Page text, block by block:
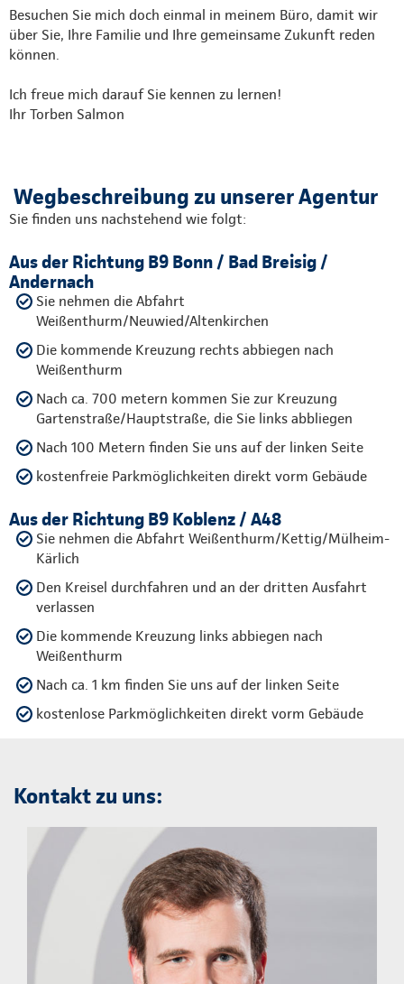
Besuchen Sie mich doch einmal in meinem Büro, damit wir
über Sie, Ihre Familie und Ihre gemeinsame Zukunft reden
können.
Ich freue mich darauf Sie kennen zu lernen!
Ihr Torben Salmon
Wegbeschreibung zu unserer Agentur
Sie finden uns nachstehend wie folgt:
Aus der Richtung B9 Bonn / Bad Breisig /
Andernach
Sie nehmen die Abfahrt
Weißenthurm/Neuwied/Altenkirchen
Die kommende Kreuzung rechts abbiegen nach
Weißenthurm
Nach ca. 700 metern kommen Sie zur Kreuzung
Gartenstraße/Hauptstraße, die Sie links abbliegen
Nach 100 Metern finden Sie uns auf der linken Seite
kostenfreie Parkmöglichkeiten direkt vorm Gebäude
Aus der Richtung B9 Koblenz / A48
Sie nehmen die Abfahrt Weißenthurm/Kettig/Mülheim-
Kärlich
Den Kreisel durchfahren und an der dritten Ausfahrt
verlassen
Die kommende Kreuzung links abbiegen nach
Weißenthurm
Nach ca. 1 km finden Sie uns auf der linken Seite
kostenlose Parkmöglichkeiten direkt vorm Gebäude
Kontakt zu uns: